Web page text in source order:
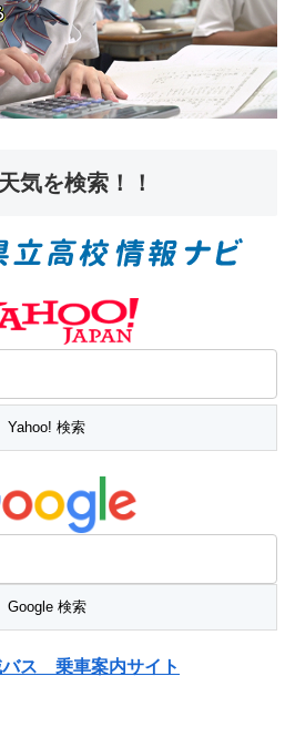
気を検索！！
バス 乗車案内サイト